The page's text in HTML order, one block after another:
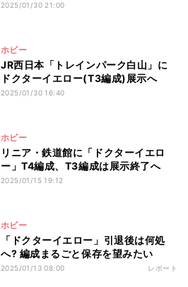
2025/01/30 21:00
ホビー
JR西日本「トレインパーク白山」に
ドクターイエロー(T3編成)展示へ
2025/01/30 16:40
ホビー
リニア・鉄道館に「ドクターイエロ
ー」T4編成、T3編成は展示終了へ
2025/01/15 19:12
ホビー
「ドクターイエロー」引退後は何処
へ? 編成まるごと保存を望みたい
2025/01/13 08:00 レポート